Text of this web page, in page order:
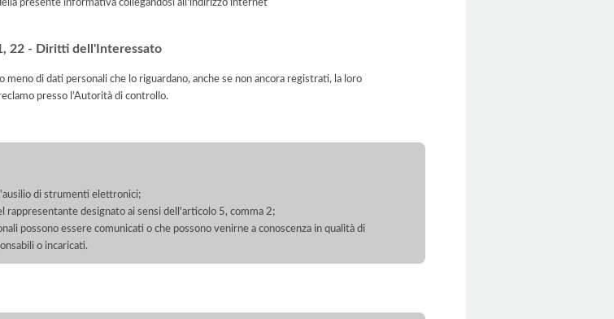
presente informativa collegandosi all'indirizzo internet
22 - Diritti dell'Interessato
di dati personali che lo riguardano, anche se non ancora registrati, la loro
presso l’Autorità di controllo.
di strumenti elettronici;
designato ai sensi dell'articolo 5, comma 2;
possono essere comunicati o che possono venirne a conoscenza in qualità di
o incaricati.